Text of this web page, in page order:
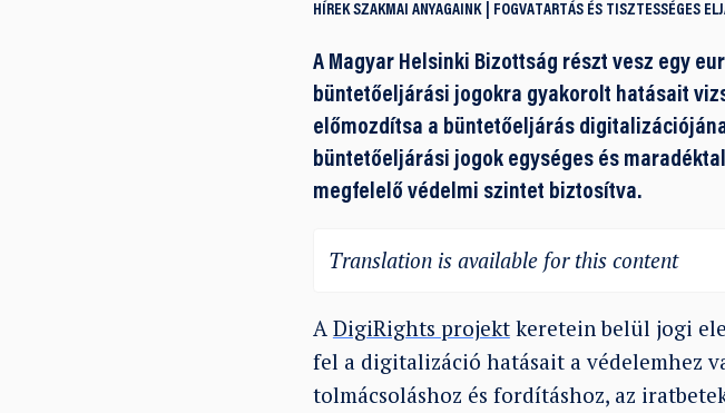
HÍREK SZAKMAI ANYAGAINK FOGVATARTÁS ÉS TISZTESSÉGES
A Magyar Helsinki Bizottság részt vesz egy
büntetőeljárási jogokra gyakorolt hatásait
előmozdítsa a büntetőeljárás
büntetőeljárási jogok egységes és
megfelelő védelmi szintet biztosítva.
Translation is available for this content
A DigiRights projektkeretein belül jogi
fel a digitalizáció hatásait a védelemhez
tolmácsoláshoz és fordításhoz, az